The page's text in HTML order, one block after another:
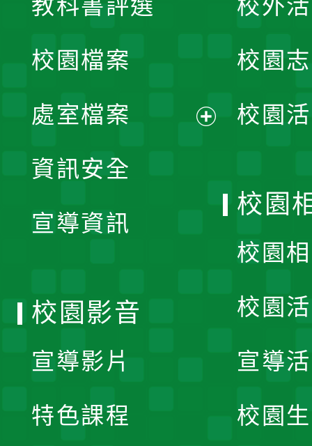
單
教科書評選
校園檔案
處室檔案
資訊安全
宣導資訊
校外
校園
校園
校園
校園
校園
宣導
校園
校園影音
宣導影片
特色課程